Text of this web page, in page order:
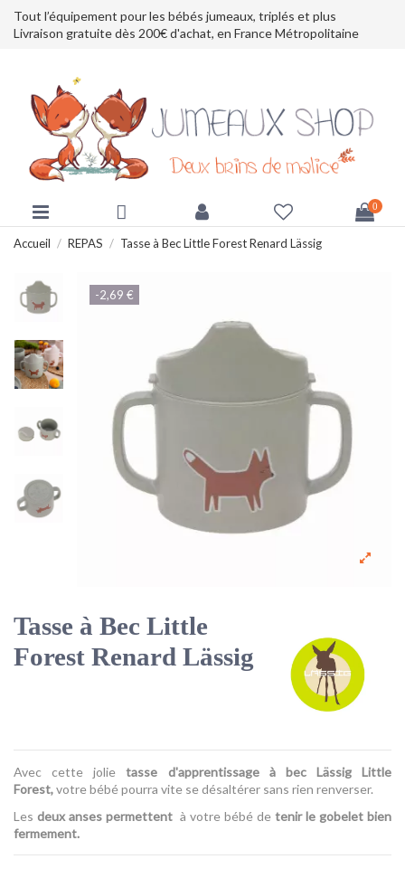
Tout l’équipement pour les bébés jumeaux, triplés et plus
Livraison gratuite dès 200€ d'achat, en France Métropolitaine
0
Accueil REPAS Tasse à Bec Little Forest Renard Lässig
-2,69 €
Tasse à Bec Little
Forest Renard Lässig
Avec cette jolietasse d'apprentissage à bec Lässig Little
Forest,votre bébé pourra vite se désaltérer sans rien renverser.
Les deux anses permettent à votre bébé de tenir le gobelet bien
fermement.